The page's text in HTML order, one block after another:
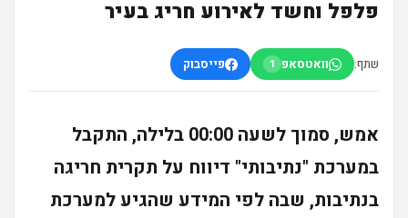
פלפל וחשד לאירוע חריג בעיר
שתף: וואטסאפ 1 פייסבוק
אמש, סמוך לשעה 00:00 בלילה, התקבל
במערכת "נתיבותי" דיווח על תקרית חריגה
בנתיבות, שבה לפי המידע שהגיע למערכת